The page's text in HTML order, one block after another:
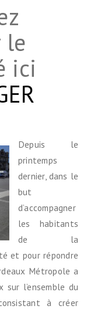
le
ici
Depuis le
printemps
dernier, dans le
but
d’accompagner
les habitants
de la
et pour répondre
Métropole a
sur l’ensemble du
à créer